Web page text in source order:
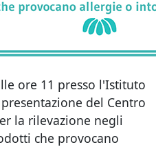
ore 11 presso l'Istituto
del Centro
la rilevazione negli
che provocano